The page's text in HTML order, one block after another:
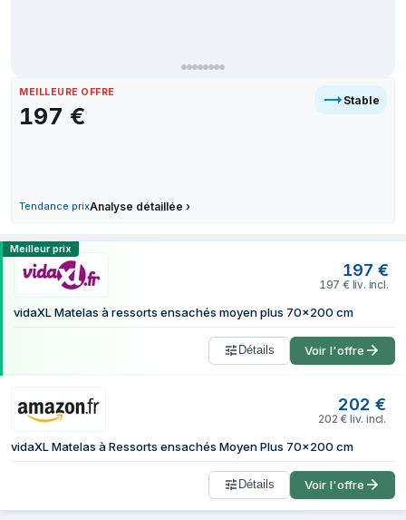
MEILLEURE OFFRE
197 €
Stable
Tendance prixAnalyse détaillée ›
30 juin 2026
1 juillet 2026
13 juillet 2026
18 juillet 2026
28 juillet 2026
Comparer les prix de VidaXL 372894
Meilleur prix
197 €
197 € liv. incl.
vidaXL Matelas à ressorts ensachés moyen plus 70x200 cm
Détails Voir l'offre
202 €
202 € liv. incl.
vidaXL Matelas à Ressorts ensachés Moyen Plus 70x200 cm
Détails Voir l'offre